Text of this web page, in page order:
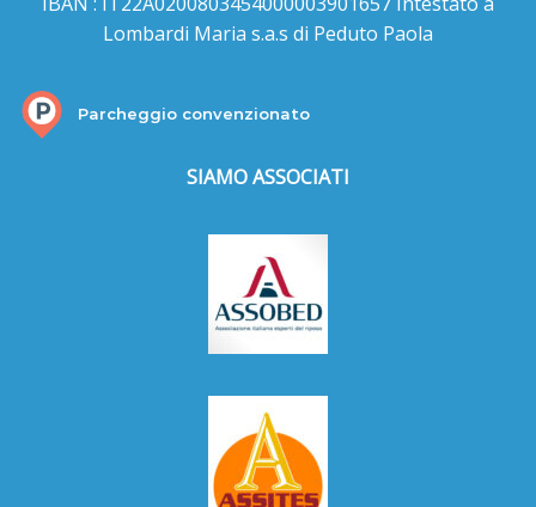
Lombardi Maria s.a.s di Peduto Paola
Parcheggio convenzionato
SIAMO ASSOCIATI